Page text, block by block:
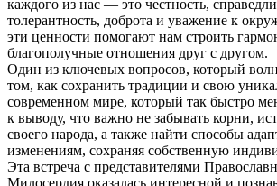
каждого из нас — это честность,
толерантность, доброта и уважение к
эти ценности помогают нам строить
благополучные отношения друг с другом.
Один из ключевых вопросов, который
том, как сохранить традиции и свою
современном мире, который так быстро
к выводу, что важно не забывать корни,
своего народа, а также найти способы
изменениям, сохраняя собственную
Эта встреча с представителями
Милосердия оказалась интересной и